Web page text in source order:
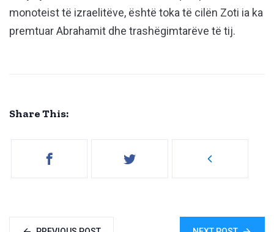
monoteist të izraelitëve, është toka të cilën Zoti ia ka
premtuar Abrahamit dhe trashëgimtarëve të tij.
Share This: